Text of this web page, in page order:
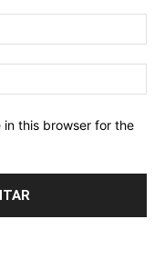
in this browser for the